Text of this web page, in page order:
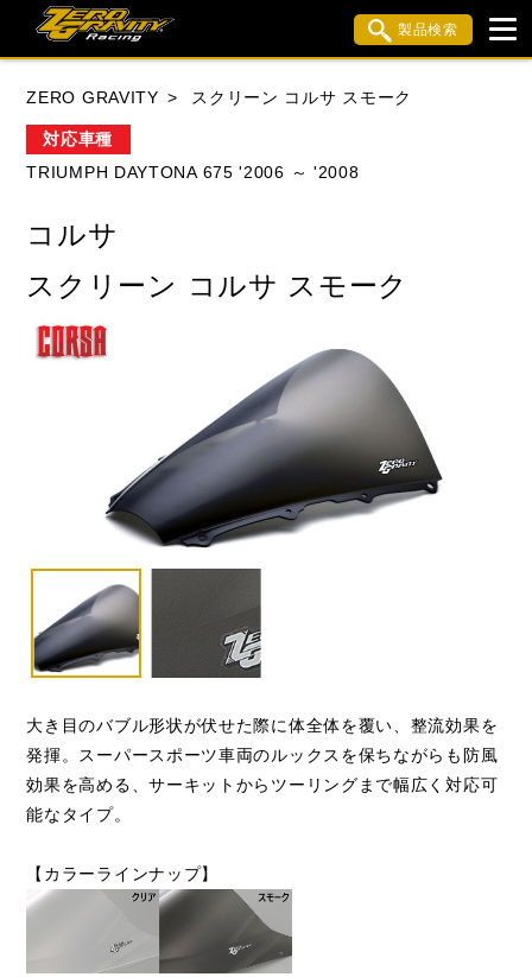
製品検索
閉じる
ZERO GRAVITY スクリーン コルサ スモーク
対応車種
TRIUMPH DAYTONA 675 '2006 ～ '2008
コルサ
スクリーン コルサ スモーク
大き目のバブル形状が伏せた際に体全体を覆い、整流効果を
発揮。スーパースポーツ車両のルックスを保ちながらも防風
効果を高める、サーキットからツーリングまで幅広く対応可
能なタイプ。
【カラーラインナップ】